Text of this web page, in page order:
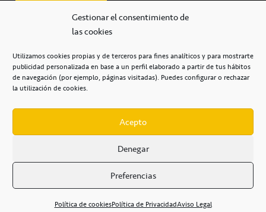
Gestionar el consentimiento de
las cookies
Utilizamos cookies propias y de terceros para fines analíticos y para mostrarte
publicidad personalizada en base a un perfil elaborado a partir de tus hábitos
de navegación (por ejemplo, páginas visitadas). Puedes configurar o rechazar
la utilización de cookies.
Acepto
Denegar
Preferencias
Política de cookiesPolítica de PrivacidadAviso Legal
secretaria@cbcanarias.es
+34 922 253 684
Casa del Deporte / 38108 – La Laguna
POLÍTICA DE PRIVACIDAD / POLÍTICA DE COOKIES /
AVISO LEGAL / CONDICIONES